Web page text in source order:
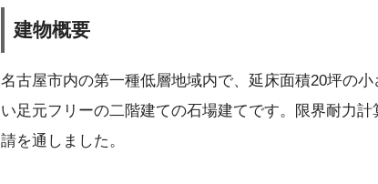
建物概要
名古屋市内の第一種低層地域内で、延床面積20坪の
い足元フリーの二階建ての石場建てです。限界耐力
請を通しました。